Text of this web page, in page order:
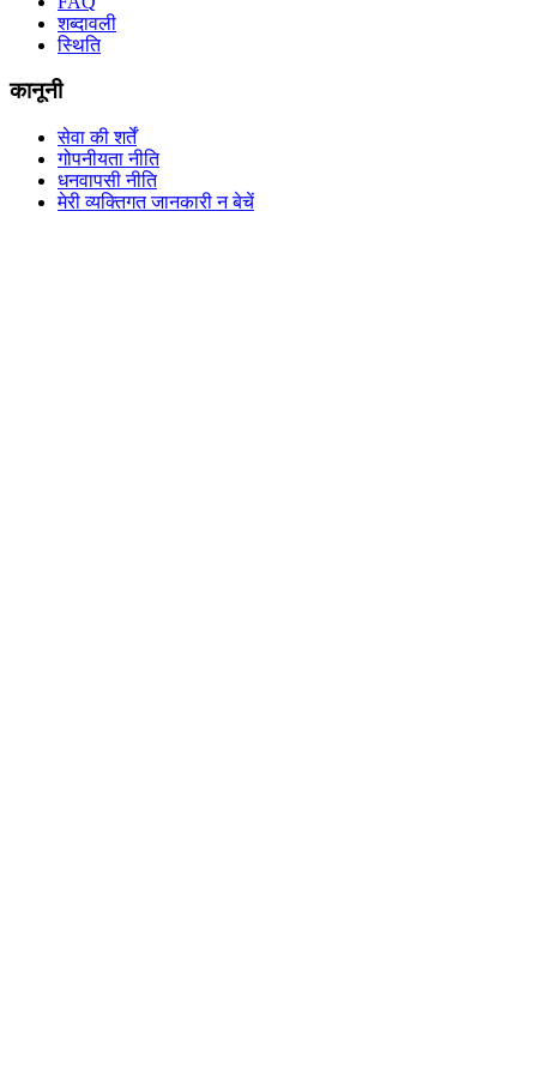
शब्दावली
स्थिति
कानूनी
सेवा की शर्तें
गोपनीयता नीति
धनवापसी नीति
मेरी व्यक्तिगत जानकारी न बेचें